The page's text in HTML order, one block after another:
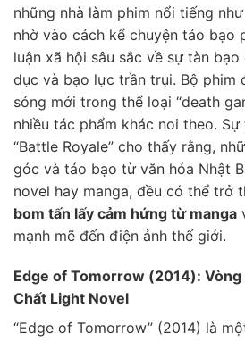
những nhà làm phim nổi tiếng
nhờ vào cách kể chuyện táo bạo
luận xã hội sâu sắc về sự tàn
dục và bạo lực trần trụi. Bộ phim
sóng mới trong thể loại “death
nhiều tác phẩm khác noi theo.
“Battle Royale” cho thấy rằng,
góc và táo bạo từ văn hóa Nhật
novel hay manga, đều có thể trở
bom tấn lấy cảm hứng từ manga
mạnh mẽ đến điện ảnh thế giới.
Edge of Tomorrow (2014): Vòng
Chất Light Novel
“Edge of Tomorrow” (2014) là